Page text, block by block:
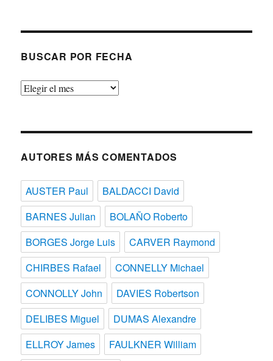
BUSCAR POR FECHA
Buscar
AUTORES MÁS COMENTADOS
AUSTER Paul
BALDACCI David
BARNES Julian
BOLAÑO Roberto
BORGES Jorge Luis
CARVER Raymond
CHIRBES Rafael
CONNELLY Michael
CONNOLLY John
DAVIES Robertson
DELIBES Miguel
DUMAS Alexandre
ELLROY James
FAULKNER William